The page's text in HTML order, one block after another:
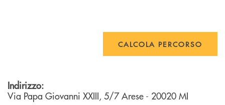
CALCOLA PERCORSO
Indirizzo:
Via Papa Giovanni XXIII, 5/7Arese - 20020 MI